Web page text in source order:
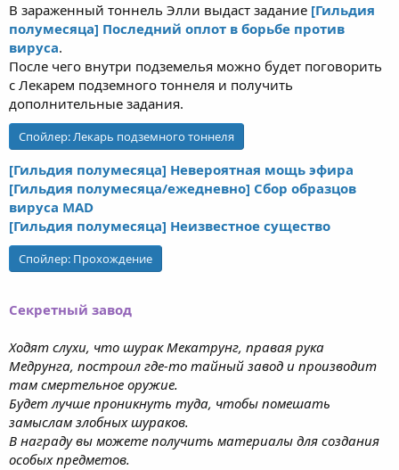
В зараженный тоннель Элли выдаст задание [Гильдия
полумесяца] Последний оплот в борьбе против
вируса.
После чего внутри подземелья можно будет поговорить
с Лекарем подземного тоннеля и получить
дополнительные задания.
Спойлер:Лекарь подземного тоннеля
[Гильдия полумесяца] Невероятная мощь эфира
[Гильдия полумесяца/ежедневно] Сбор образцов
вируса MAD
[Гильдия полумесяца] Неизвестное существо
Спойлер: Прохождение
Секретный завод
Ходят слухи, что шурак Мекатрунг, правая рука
Медрунга, построил где-то тайный завод и производит
там смертельное оружие.
Будет лучше проникнуть туда, чтобы помешать
замыслам злобных шураков.
В награду вы можете получить материалы для создания
особых предметов.